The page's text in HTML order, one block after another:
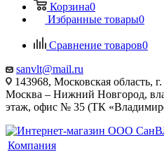
Корзина0
Избранные товары0
Сравнение товаров0
sanvlt@mail.ru
143968, Московская область,
Москва – Нижний Новгород,
этаж, офис № 35 (ТК
Компания